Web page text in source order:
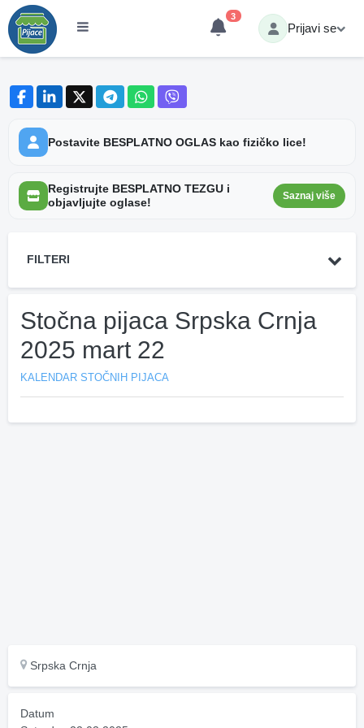
3
Prijavi se
Postavite BESPLATNO OGLAS kao fizičko lice!
Registrujte BESPLATNO TEZGU i
objavljujte oglase!
Saznaj više
FILTERI
Stočna pijaca Srpska Crnja
2025 mart 22
KALENDAR STOČNIH PIJACA
Srpska Crnja
Datum